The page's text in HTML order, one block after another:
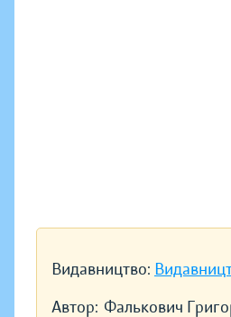
Видавництво:
Автор: Фалькович